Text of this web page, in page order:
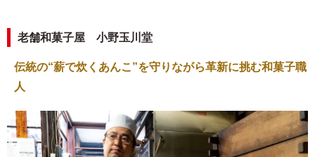
老舗和菓子屋 小野玉川堂
伝統の“薪で炊くあんこ”を守りながら革新に挑む和菓子職
人